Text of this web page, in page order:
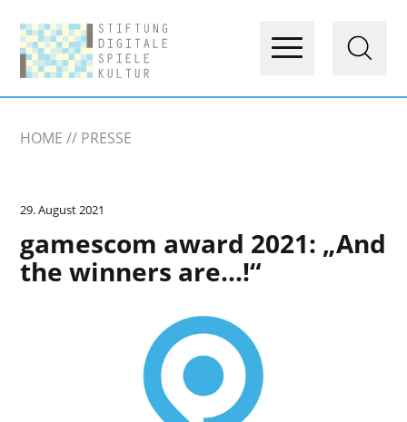
HOME PRESSE
29. August 2021
gamescom award 2021: „And
the winners are…!“